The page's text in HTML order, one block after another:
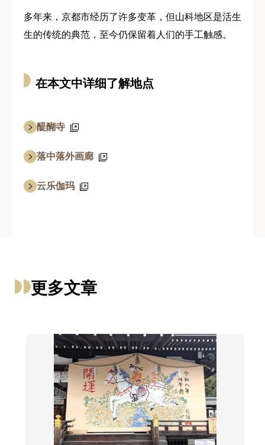
多年来，京都市经历了许多变革，但山科地区是活生
生的传统的典范，至今仍保留着人们的手工触感。
在本文中详细了解地点
醍醐寺
落中落外画廊
云乐伽玛
更多文章